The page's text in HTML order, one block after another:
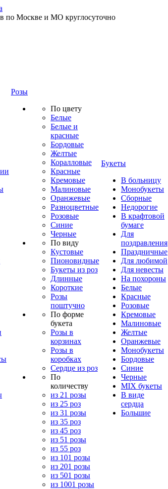
по Москве и МО круглосуточно
Розы
По цвету
Белые
Белые и
красные
Бордовые
Желтые
Коралловые
Красные
Кремовые
Малиновые
Оранжевые
Разноцветные
Розовые
Синие
Черные
По виду
Кустовые
Пионовидные
Букеты из роз
Длинные
Короткие
Розы
поштучно
По форме
букета
Розы в
корзинах
Розы в
коробках
Сердце из роз
По
количеству
из 21 розы
из 25 роз
из 31 розы
из 35 роз
из 45 роз
из 51 розы
из 55 роз
из 101 розы
из 201 розы
из 501 розы
из 1001 розы
Букеты
В больницу
Монобукеты
Сборные
Недорогие
В крафтовой
бумаге
Для
поздравления
Праздничные
Для любимой
Для невесты
На похороны
Белые
Красные
Розовые
Кремовые
Малиновые
Желтые
Оранжевые
Монобукеты
Бордовые
Синие
Черные
MIX букеты
В виде
сердца
Большие